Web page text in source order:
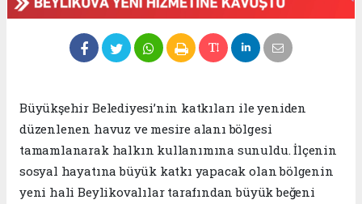
Büyükşehir Belediyesi’nin katkıları ile yeniden
düzenlenen havuz ve mesire alanı bölgesi
tamamlanarak halkın kullanımına sunuldu. İlçenin
sosyal hayatına büyük katkı yapacak olan bölgenin
yeni hali Beylikovalılar tarafından büyük beğeni